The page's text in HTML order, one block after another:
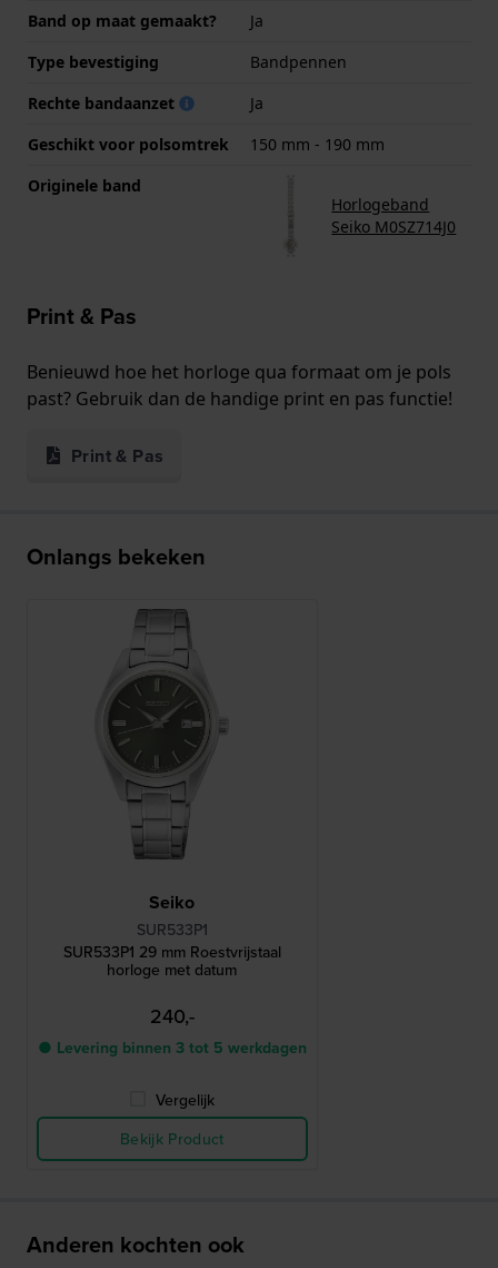
Band op maat gemaakt?
Ja
Type bevestiging
Bandpennen
Rechte bandaanzet
Ja
Geschikt voor polsomtrek
150 mm - 190 mm
Originele band
Horlogeband
Seiko M0SZ714J0
Print & Pas
Benieuwd hoe het horloge qua formaat om je pols
past? Gebruik dan de handige print en pas functie!
Print & Pas
Onlangs bekeken
Seiko
SUR533P1
SUR533P1 29 mm Roestvrijstaal
horloge met datum
240,-
● Levering binnen 3 tot 5 werkdagen
Vergelijk
Bekijk Product
Anderen kochten ook